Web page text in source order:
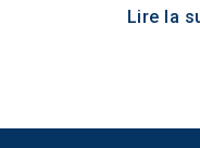
Lire la